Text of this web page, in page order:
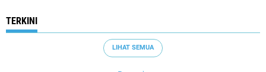
TERKINI
LIHAT SEMUA